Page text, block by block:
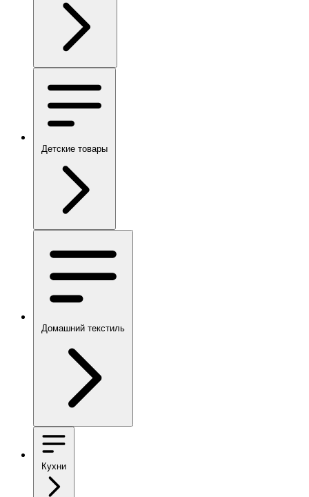
Детские товары
Домашний текстиль
Кухни